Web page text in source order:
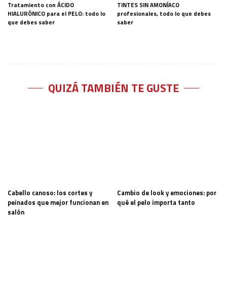
Tratamiento con ÁCIDO
HIALURÓNICO para el PELO: todo lo
que debes saber
TINTES SIN AMONÍACO
profesionales, todo lo que debes
saber
QUIZÁ TAMBIÉN TE GUSTE
Cabello canoso: los cortes y
peinados que mejor funcionan en
salón
Cambio de look y emociones: por
qué el pelo importa tanto